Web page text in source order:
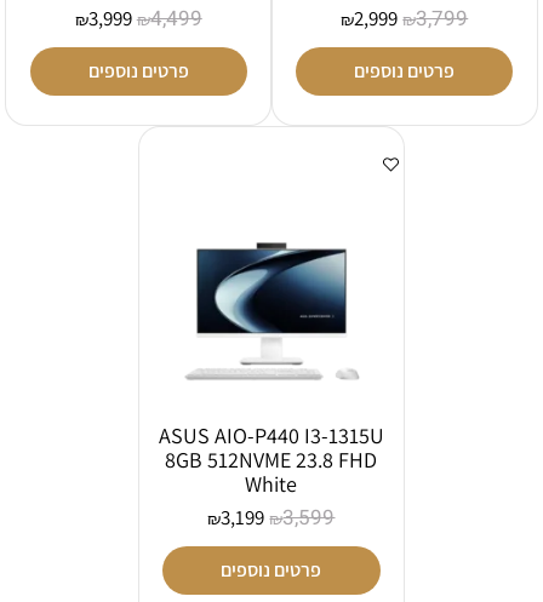
₪3,799
₪2,999
פרטים נוספים
₪4,499
₪3,999
פרטים נוספים
ASUS AIO-P440 I3-1315U
8GB 512NVME 23.8 FHD
White
₪3,599
₪3,199
פרטים נוספים